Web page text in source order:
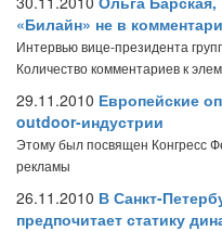
«Билайн» не в
Интервью вице-президента
Количество комментариев к
29.11.2010 Европейские
outdoor-индустрии
Этому был посвящен Конгресс
рекламы
26.11.2010 В Санкт-
предпочитает статику